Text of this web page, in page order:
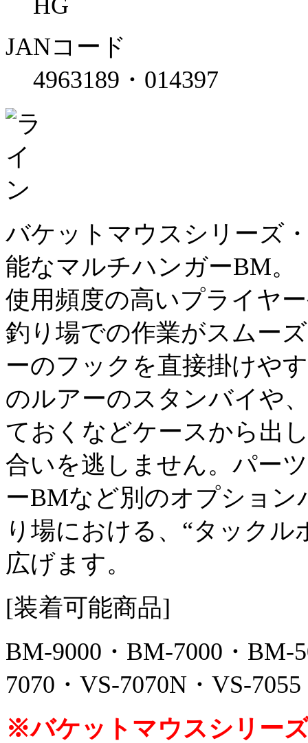
JANコード
4963189・014397
バケットマウスシリーズ
能なマルチハンガーBM。
使用頻度の高いプライヤ
釣り場での作業がスムー
ーのフックを直接掛けや
のルアーのスタンバイや
ておくなどケースから出
合いを逃しません。パー
ーBMなど別のオプショ
り場における、“タック
広げます。
[装着可能商品]
BM-9000・BM-7000・BM-
7070・VS-7070N・VS-
※バケットマウスシリー